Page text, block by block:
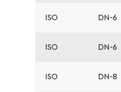
ISO DN-6
ISO DN-6
ISO DN-8